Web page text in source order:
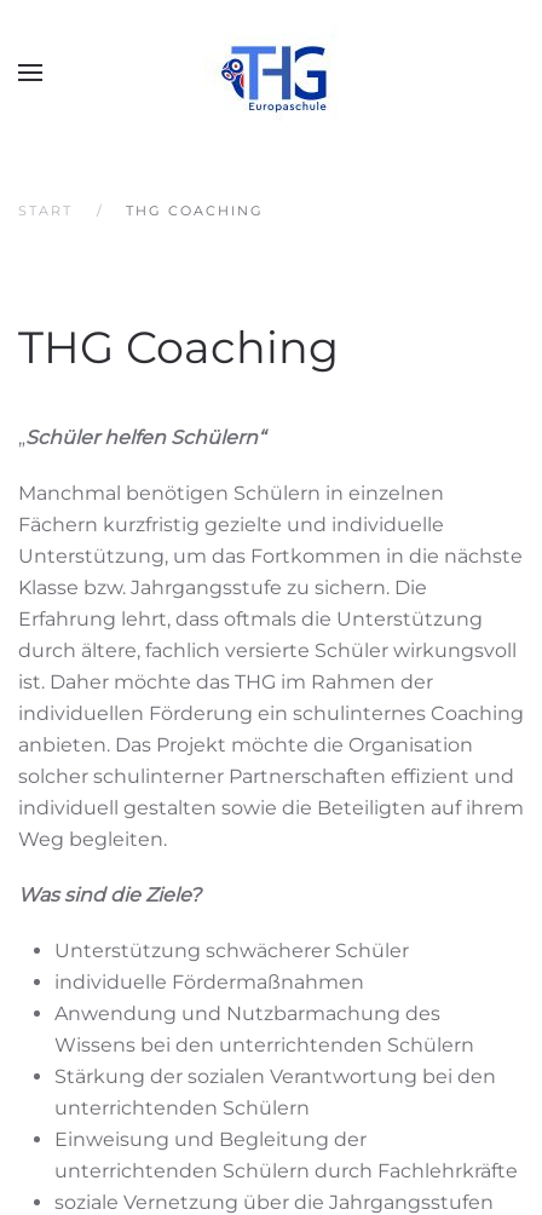
START THG COACHING
THG Coaching
„Schüler helfen Schülern“
Manchmal benötigen Schülern in einzelnen
Fächern kurzfristig gezielte und individuelle
Unterstützung, um das Fortkommen in die nächste
Klasse bzw. Jahrgangsstufe zu sichern. Die
Erfahrung lehrt, dass oftmals die Unterstützung
durch ältere, fachlich versierte Schüler wirkungsvoll
ist. Daher möchte das THG im Rahmen der
individuellen Förderung ein schulinternes Coaching
anbieten. Das Projekt möchte die Organisation
solcher schulinterner Partnerschaften effizient und
individuell gestalten sowie die Beteiligten auf ihrem
Weg begleiten.
Was sind die Ziele?
Unterstützung schwächerer Schüler
individuelle Fördermaßnahmen
Anwendung und Nutzbarmachung des
Wissens bei den unterrichtenden Schülern
Stärkung der sozialen Verantwortung bei den
unterrichtenden Schülern
Einweisung und Begleitung der
unterrichtenden Schülern durch Fachlehrkräfte
soziale Vernetzung über die Jahrgangsstufen